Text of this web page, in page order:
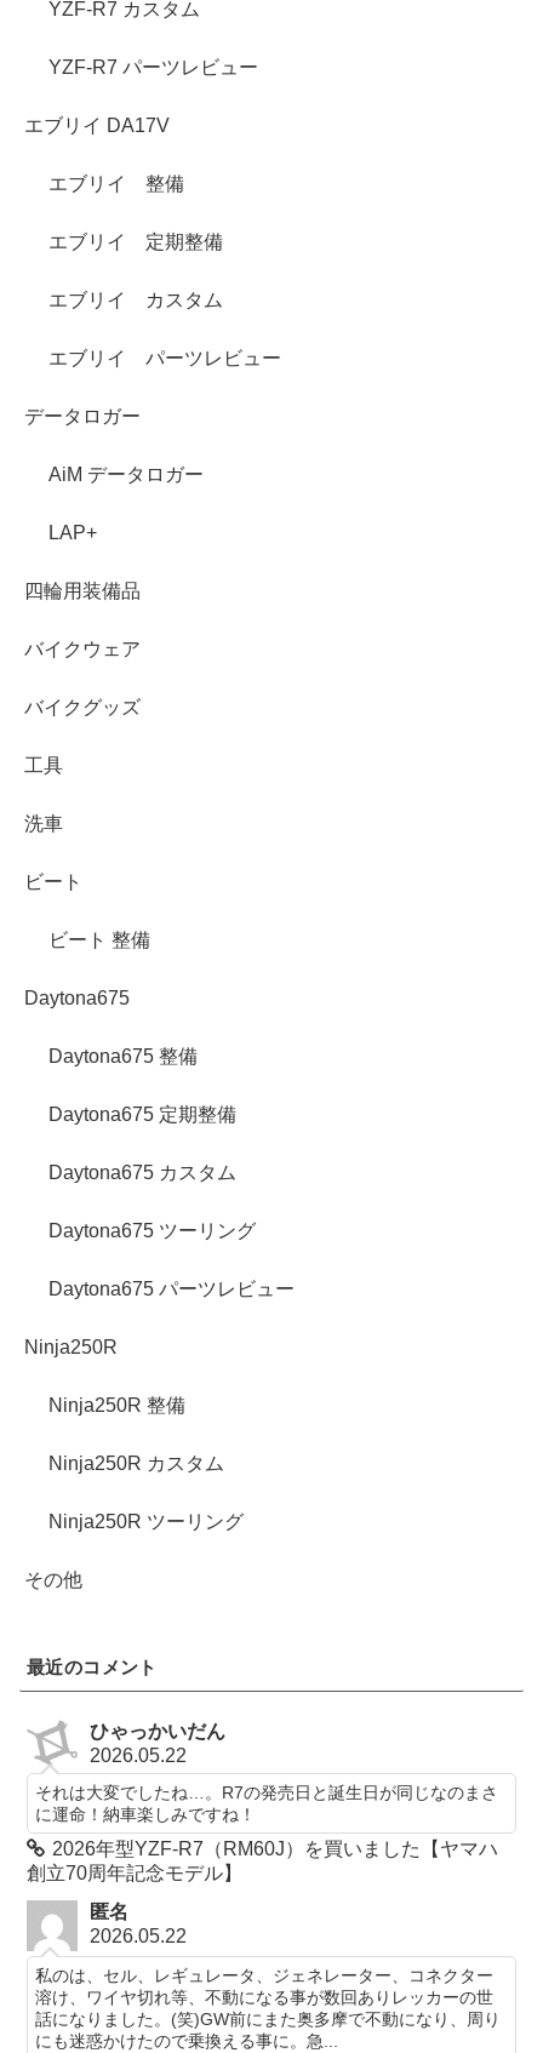
YZF-R7 カスタム
YZF-R7 パーツレビュー
エブリイ DA17V
エブリイ 整備
エブリイ 定期整備
エブリイ カスタム
エブリイ パーツレビュー
データロガー
AiM データロガー
LAP+
四輪用装備品
バイクウェア
バイクグッズ
工具
洗車
ビート
ビート 整備
Daytona675
Daytona675 整備
Daytona675 定期整備
Daytona675 カスタム
Daytona675 ツーリング
Daytona675 パーツレビュー
Ninja250R
Ninja250R 整備
Ninja250R カスタム
Ninja250R ツーリング
その他
最近のコメント
ひゃっかいだん
2026.05.22
それは大変でしたね…。R7の発売日と誕生日が同じなのまさ
に運命！納車楽しみですね！
2026年型YZF-R7（RM60J）を買いました【ヤマハ
創立70周年記念モデル】
匿名
2026.05.22
私のは、セル、レギュレータ、ジェネレーター、コネクター
溶け、ワイヤ切れ等、不動になる事が数回ありレッカーの世
話になりました。(笑)GW前にまた奥多摩で不動になり、周り
にも迷惑かけたので乗換える事に。急...